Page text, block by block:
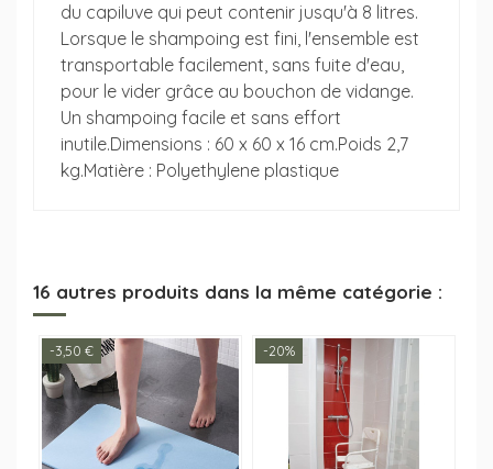
du capiluve qui peut contenir jusqu'à 8 litres.
Lorsque le shampoing est fini, l'ensemble est
transportable facilement, sans fuite d'eau,
pour le vider grâce au bouchon de vidange.
Un shampoing facile et sans effort
inutile.Dimensions : 60 x 60 x 16 cm.Poids 2,7
kg.Matière : Polyethylene plastique
16 autres produits dans la même catégorie :
-3,50 € -20%